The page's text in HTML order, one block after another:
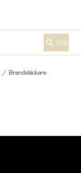
SÖK
/ Brandsläckare